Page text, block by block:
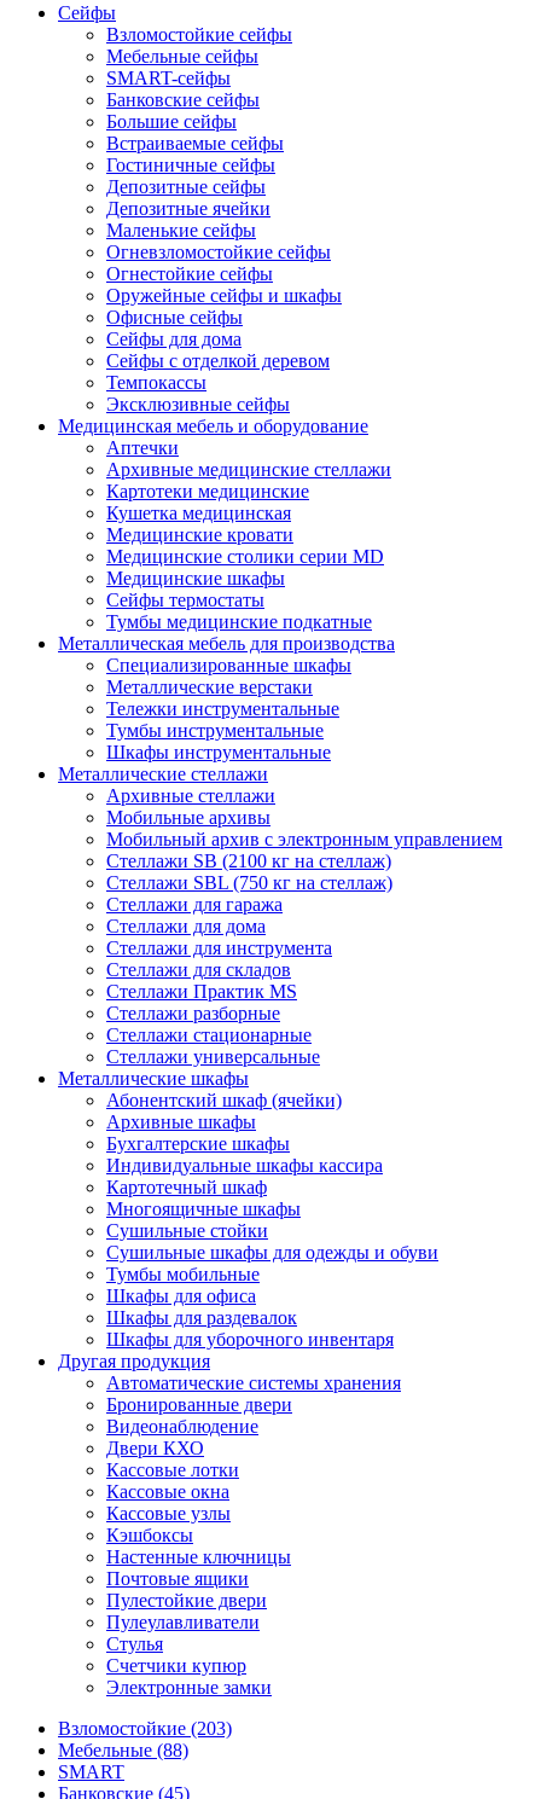
Сейфы
Взломостойкие сейфы
Мебельные сейфы
SMART-сейфы
Банковские сейфы
Большие сейфы
Встраиваемые сейфы
Гостиничные сейфы
Депозитные сейфы
Депозитные ячейки
Маленькие сейфы
Огневзломостойкие сейфы
Огнестойкие сейфы
Оружейные сейфы и шкафы
Офисные сейфы
Сейфы для дома
Сейфы с отделкой деревом
Темпокассы
Эксклюзивные сейфы
Медицинская мебель и оборудование
Аптечки
Архивные медицинские стеллажи
Картотеки медицинские
Кушетка медицинская
Медицинские кровати
Медицинские столики серии MD
Медицинские шкафы
Сейфы термостаты
Тумбы медицинские подкатные
Металлическая мебель для производства
Cпециализированные шкафы
Металлические верстаки
Тележки инструментальные
Тумбы инструментальные
Шкафы инструментальные
Металлические стеллажи
Архивные стеллажи
Мобильные архивы
Мобильный архив с электронным управлением
Стеллажи SB (2100 кг на стеллаж)
Стеллажи SBL (750 кг на стеллаж)
Стеллажи для гаража
Стеллажи для дома
Стеллажи для инструмента
Стеллажи для складов
Стеллажи Практик MS
Стеллажи разборные
Стеллажи стационарные
Стеллажи универсальные
Металлические шкафы
Абонентский шкаф (ячейки)
Архивные шкафы
Бухгалтерские шкафы
Индивидуальные шкафы кассира
Картотечный шкаф
Многоящичные шкафы
Сушильные стойки
Сушильные шкафы для одежды и обуви
Тумбы мобильные
Шкафы для офиса
Шкафы для раздевалок
Шкафы для уборочного инвентаря
Другая продукция
Автоматические системы хранения
Бронированные двери
Видеонаблюдение
Двери КХО
Кассовые лотки
Кассовые окна
Кассовые узлы
Кэшбоксы
Настенные ключницы
Почтовые ящики
Пулестойкие двери
Пулеулавливатели
Стулья
Счетчики купюр
Электронные замки
Взломостойкие (203)
Мебельные (88)
SMART
Банковские (45)